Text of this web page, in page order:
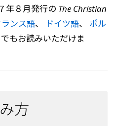
年８月発行の The Christian
ランス語、 ドイツ語、 ポル
でもお読みいただけま
方